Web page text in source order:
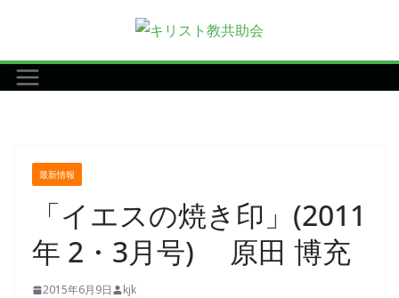
テ
ン
最新情報
「イエスの焼き印」(2011
年 2・3月号) 原田 博充
2015年6月9日 kjk